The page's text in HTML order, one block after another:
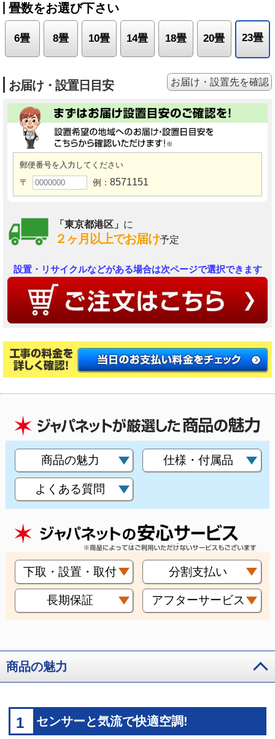
畳数をお選び下さい
6畳 8畳 10畳 14畳 18畳 20畳 23畳
お届け・設置日目安
郵便番号を入力してください
〒 例： 8571151
「東京都港区」 に
２ヶ月以上でお届け予定
お届け・設置先を確認
設置・リサイクルなどがある場合は次ページで選択できます
商品の魅力 仕様・付属品
よくある質問
下取・設置・取付 分割支払い
長期保証 アフターサービス
商品の魅力
1 センサーと気流で快適空調!